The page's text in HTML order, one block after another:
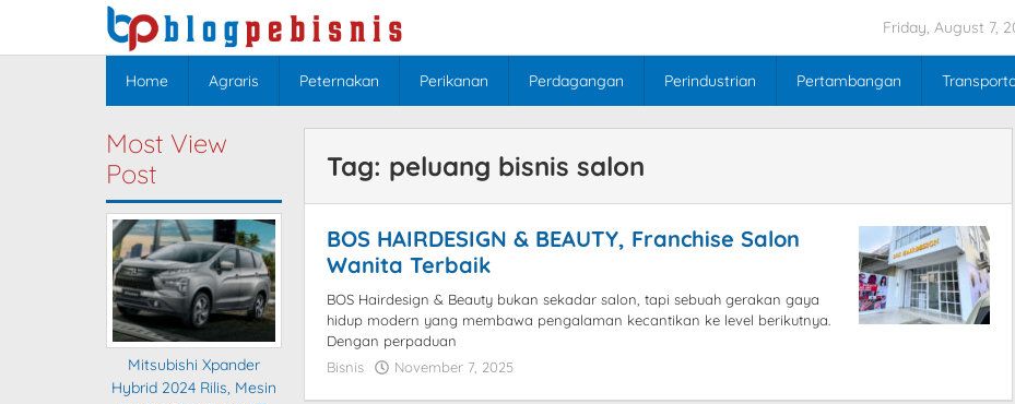
content
Friday, August 7,
Home Agraris Peternakan Perikanan Perdagangan Perindustrian Pertambangan
Most View
Post
Mitsubishi Xpander
Hybrid 2024 Rilis, Mesin
Tag: peluang bisnis salon
BOS HAIRDESIGN & BEAUTY, Franchise Salon
Wanita Terbaik
BOS Hairdesign & Beauty bukan sekadar salon, tapi sebuah gerakan gaya
hidup modern yang membawa pengalaman kecantikan ke level berikutnya.
Dengan perpaduan
Bisnis
November 7, 2025